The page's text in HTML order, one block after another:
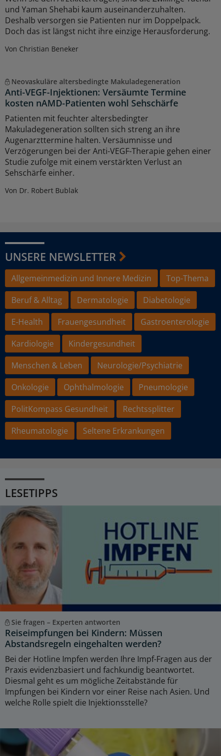
und Yaman Shehabi kaum auseinanderzuhalten.
Deshalb versorgen sie Patienten nur im Doppelpack.
Doch das ist längst nicht ihre einzige Herausforderung.
Von Christian Beneker
Neovaskuläre altersbedingte Makuladegeneration
Anti-VEGF-Injektionen: Versäumte Termine
kosten nAMD-Patienten wohl Sehschärfe
Patienten mit feuchter altersbedingter
Makuladegeneration sollten sich streng an ihre
Augenarzttermine halten. Versäumnisse und
Verzögerungen bei der Anti-VEGF-Therapie gehen einer
Studie zufolge mit einem verstärkten Verlust an
Sehschärfe einher.
Von Dr. Robert Bublak
UNSERE NEWSLETTER
Allgemeinmedizin und Innere Medizin
Top-Thema
Beruf & Alltag
Dermatologie
Diabetologie
E-Health
Frauengesundheit
Gastroenterologie
Kardiologie
Kindergesundheit
Menschen & Leben
Neurologie/Psychiatrie
Onkologie
Ophthalmologie
Pneumologie
PolitKompass Gesundheit
Rechtssplitter
Rheumatologie
Seltene Erkrankungen
LESETIPPS
Sie fragen – Experten antworten
Reiseimpfungen bei Kindern: Müssen
Abstandsregeln eingehalten werden?
Bei der Hotline Impfen werden Ihre Impf-Fragen aus der
Praxis evidenzbasiert und fachkundig beantwortet.
Diesmal geht es um mögliche Zeitabstände für
Impfungen bei Kindern vor einer Reise nach Asien. Und
welche Rolle spielt die Injektionsstelle?